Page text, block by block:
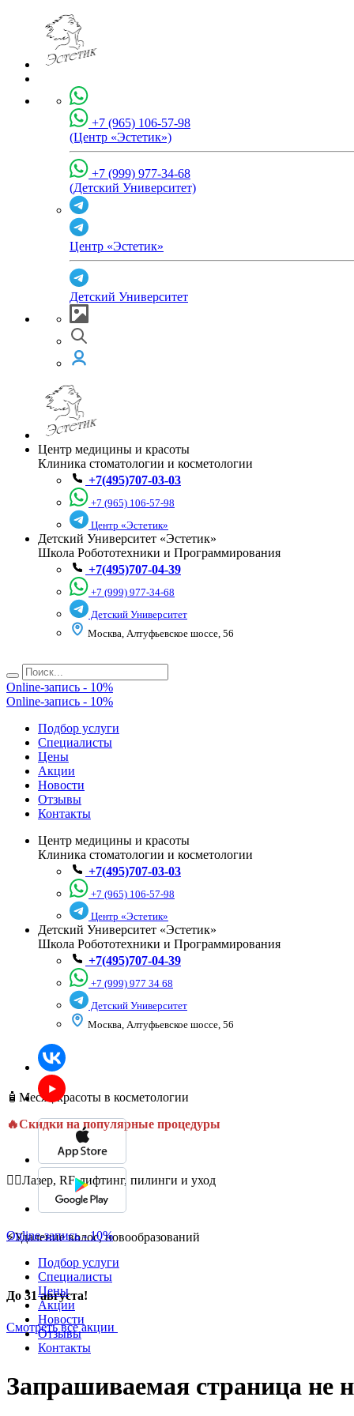
+7 (965) 106-57-98
(Центр «Эстетик»)
+7 (999) 977-34-68
(Детский Университет)
Центр «Эстетик»
Детский Университет
Центр медицины и красоты
Клиника стоматологии и косметологии
+7(495)707-03-03
+7 (965) 106-57-98
Центр «Эстетик»
Детский Университет «Эстетик»
Школа Робототехники и Программирования
+7(495)707-04-39
+7 (999) 977-34-68
Детский Университет
Москва, Алтуфьевское шоссе, 56
🧴Месяц красоты в косметологии
🔥Скидки на популярные процедуры
💆‍♀️Лазер, RF-лифтинг, пилинги и уход
⚡Удаление волос, новообразований
До 31 августа!
Смотреть все акции
Online-запись - 10%
Online-запись - 10%
Подбор услуги
Специалисты
Цены
Акции
Новости
Отзывы
Контакты
Центр медицины и красоты
Клиника стоматологии и косметологии
+7(495)707-03-03
+7 (965) 106-57-98
Центр «Эстетик»
Детский Университет «Эстетик»
Школа Робототехники и Программирования
+7(495)707-04-39
+7 (999) 977 34 68
Детский Университет
Москва, Алтуфьевское шоссе, 56
Online-запись - 10%
Подбор услуги
Специалисты
Цены
Акции
Новости
Отзывы
Контакты
Запрашиваемая страница не